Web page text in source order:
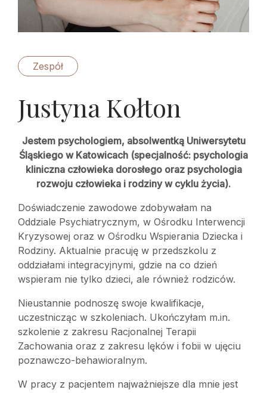
Zespół
Justyna Kołton
Jestem psychologiem, absolwentką Uniwersytetu
Śląskiego w Katowicach (specjalność: psychologia
kliniczna człowieka dorosłego oraz psychologia
rozwoju człowieka i rodziny w cyklu życia).
Doświadczenie zawodowe zdobywałam na
Oddziale Psychiatrycznym, w Ośrodku Interwencji
Kryzysowej oraz w Ośrodku Wspierania Dziecka i
Rodziny. Aktualnie pracuję w przedszkolu z
oddziałami integracyjnymi, gdzie na co dzień
wspieram nie tylko dzieci, ale również rodziców.
Nieustannie podnoszę swoje kwalifikacje,
uczestnicząc w szkoleniach. Ukończyłam m.in.
szkolenie z zakresu Racjonalnej Terapii
Zachowania oraz z zakresu lęków i fobii w ujęciu
poznawczo-behawioralnym.
W pracy z pacjentem najważniejsze dla mnie jest